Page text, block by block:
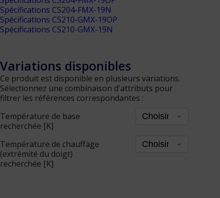
Spécifications CS204-FMX-19N
Spécifications CS210-GMX-19OP
Spécifications CS210-GMX-19N
Variations disponibles
Ce produit est disponible en plusieurs variations.
Sélectionnez une combinaison d'attributs pour
filtrer les références correspondantes :
Température de base
recherchée [K]
Température de chauffage
(extrémité du doigt)
recherchée [K]